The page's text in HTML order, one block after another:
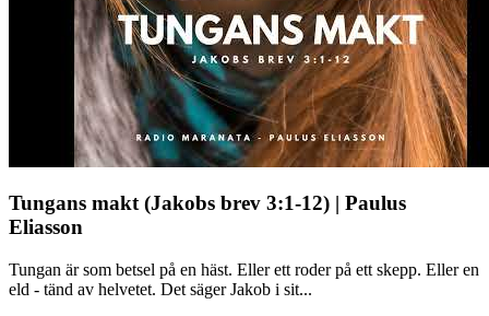
Tungans makt (Jakobs brev 3:1-12) | Paulus
Eliasson
Tungan är som betsel på en häst. Eller ett roder på ett skepp. Eller en
eld - tänd av helvetet. Det säger Jakob i sit...